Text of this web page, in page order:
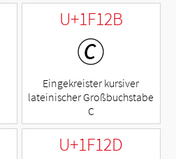
U+1F12B
🄫
Eingekreister kursiver
lateinischer Großbuchstabe
C
U+1F12D